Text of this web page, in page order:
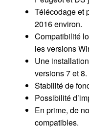
Télécodage et
2016 environ.
Compatibilité
les versions
Une
versions 7 et 8.
Stabilité de
Possibilité
En prime, de
compatibles.